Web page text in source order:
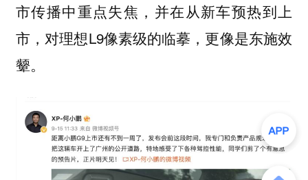
市传播中重点失焦，并在从新车预热到上
市，对理想L9像素级的临摹，更像是东施效
颦。